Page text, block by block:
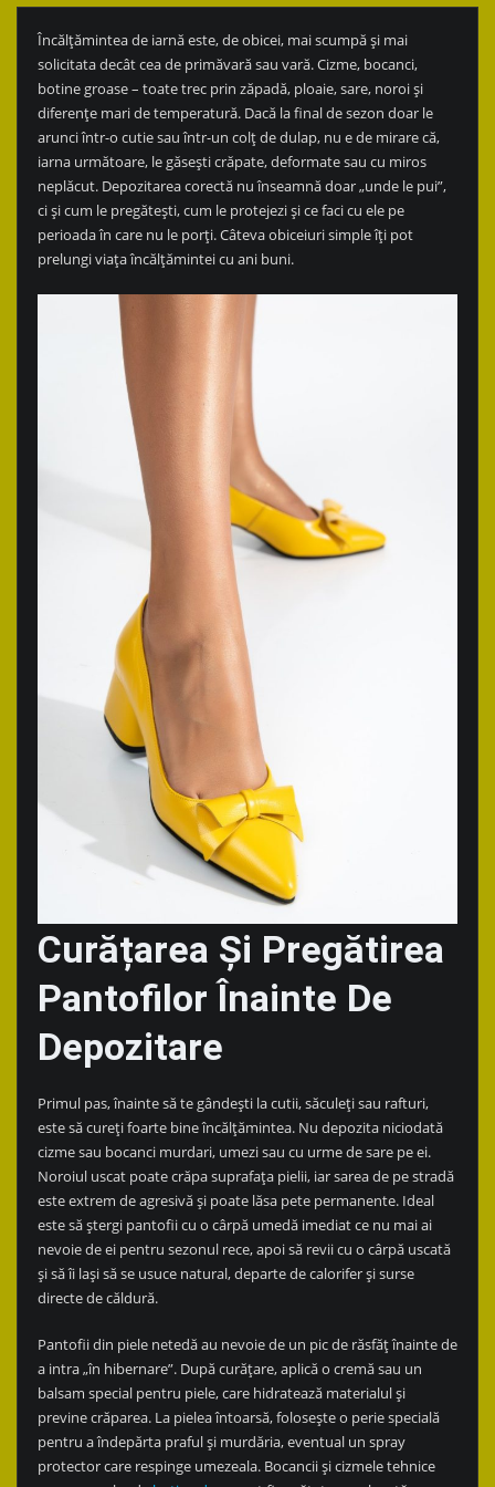
Încălțămintea de iarnă este, de obicei, mai scumpă și mai
solicitata decât cea de primăvară sau vară. Cizme, bocanci,
botine groase – toate trec prin zăpadă, ploaie, sare, noroi și
diferențe mari de temperatură. Dacă la final de sezon doar le
arunci într-o cutie sau într-un colț de dulap, nu e de mirare că,
iarna următoare, le găsești crăpate, deformate sau cu miros
neplăcut. Depozitarea corectă nu înseamnă doar „unde le pui”,
ci și cum le pregătești, cum le protejezi și ce faci cu ele pe
perioada în care nu le porți. Câteva obiceiuri simple îți pot
prelungi viața încălțămintei cu ani buni.
Curățarea Și Pregătirea
Pantofilor Înainte De
Depozitare
Primul pas, înainte să te gândești la cutii, săculeți sau rafturi,
este să cureți foarte bine încălțămintea. Nu depozita niciodată
cizme sau bocanci murdari, umezi sau cu urme de sare pe ei.
Noroiul uscat poate crăpa suprafața pielii, iar sarea de pe stradă
este extrem de agresivă și poate lăsa pete permanente. Ideal
este să ștergi pantofii cu o cârpă umedă imediat ce nu mai ai
nevoie de ei pentru sezonul rece, apoi să revii cu o cârpă uscată
și să îi lași să se usuce natural, departe de calorifer și surse
directe de căldură.
Pantofii din piele netedă au nevoie de un pic de răsfăț înainte de
a intra „în hibernare”. După curățare, aplică o cremă sau un
balsam special pentru piele, care hidratează materialul și
previne crăparea. La pielea întoarsă, folosește o perie specială
pentru a îndepărta praful și murdăria, eventual un spray
protector care respinge umezeala. Bocancii și cizmele tehnice